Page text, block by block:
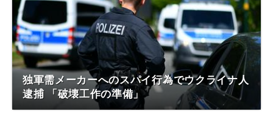
独軍需メーカーへのスパイ行為でウクライナ人
逮捕 「破壊工作の準備」